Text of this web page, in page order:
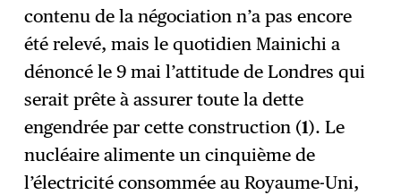
contenu de la négociation n’a pas encore
été relevé, mais le quotidien Mainichi a
dénoncé le 9 mai l’attitude de Londres qui
serait prête à assurer toute la dette
engendrée par cette construction (1). Le
nucléaire alimente un cinquième de
l’électricité consommée au Royaume-Uni,